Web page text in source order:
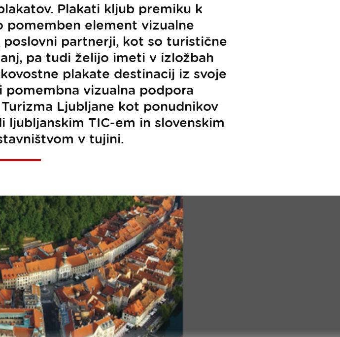
Plakati kljub premiku k
element vizualne
partnerji, kot so turistične
pa tudi želijo imeti v izložbah
plakate destinacij iz svoje
vizualna podpora
Ljubljane kot ponudnikov
ljubljanskim TIC-em in slovenskim
v tujini.